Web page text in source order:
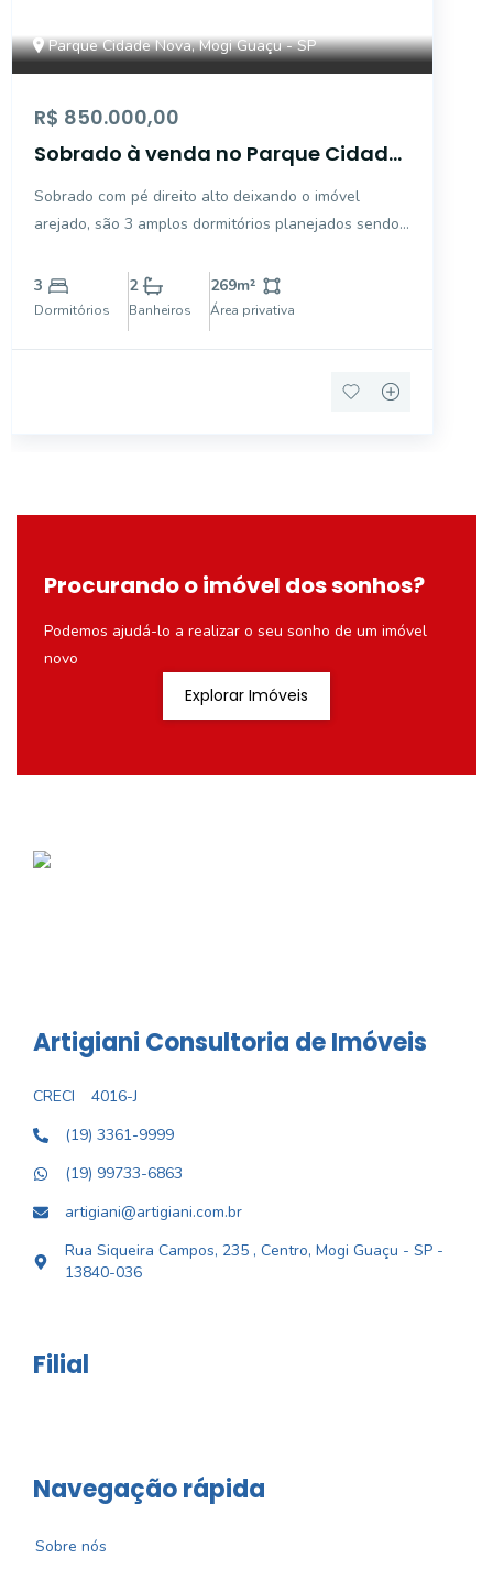
Parque Cidade Nova, Mogi Guaçu - SP
R$ 850.000,00
Sobrado à venda no Parque Cidade
Sobrado com pé direito alto deixando o imóvel
arejado, são 3 amplos dormitórios planejados sendo
de jantar, cozinha planejada com dispensa, banheiro
social, área de lazer com churrasqueira, banheiro e
3
Dormitórios
2
Banheiros
269m²
Área privativa
Procurando o imóvel dos sonhos?
Podemos ajudá-lo a realizar o seu sonho de um imóvel
novo
Explorar Imóveis
Artigiani Consultoria de Imóveis
CRECI
4016-J
(19) 3361-9999
(19) 99733-6863
artigiani@artigiani.com.br
Rua Siqueira Campos, 235 , Centro, Mogi Guaçu - SP -
13840-036
Filial
Navegação rápida
Sobre nós